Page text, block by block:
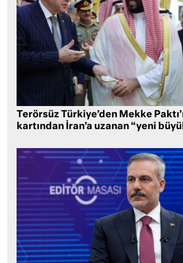
Terörsüz Türkiye’den Mekke
kartından İran’a uzanan “yeni